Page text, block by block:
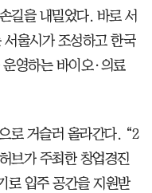
길을 내밀었다. 바로 서
울시가 조성하고 한국
영하는 바이오·의료
로 거슬러 올라간다. “2
브가 주최한 창업경진
로 입주 공간을 지원받